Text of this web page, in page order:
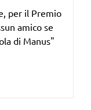
per il Premio
amico se
di Manus"